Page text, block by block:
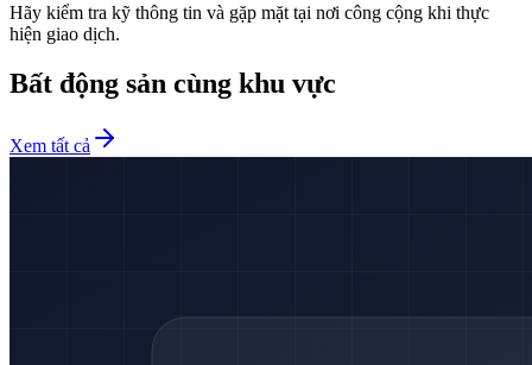
Hãy kiểm tra kỹ thông tin và gặp mặt tại nơi công cộng khi thực
hiện giao dịch.
Bất động sản cùng khu vực
Xem tất cả